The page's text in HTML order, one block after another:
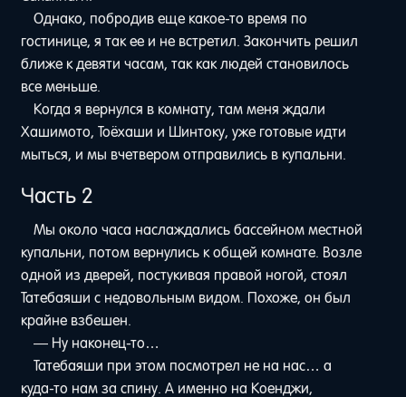
Однако, побродив еще какое-то время по
гостинице, я так ее и не встретил. Закончить решил
ближе к девяти часам, так как людей становилось
все меньше.
Когда я вернулся в комнату, там меня ждали
Хашимото, Тоёхаши и Шинтоку, уже готовые идти
мыться, и мы вчетвером отправились в купальни.
Часть 2
Мы около часа наслаждались бассейном местной
купальни, потом вернулись к общей комнате. Возле
одной из дверей, постукивая правой ногой, стоял
Татебаяши с недовольным видом. Похоже, он был
крайне взбешен.
— Ну наконец-то…
Татебаяши при этом посмотрел не на нас… а
куда-то нам за спину. А именно на Коенджи,